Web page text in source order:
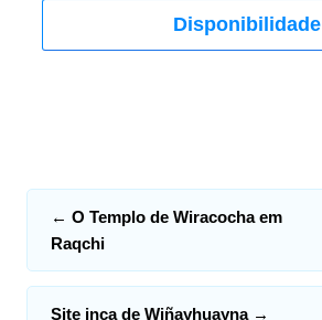
Disponibilidade
← O Templo de Wiracocha em
Raqchi
Site inca de Wiñayhuayna →